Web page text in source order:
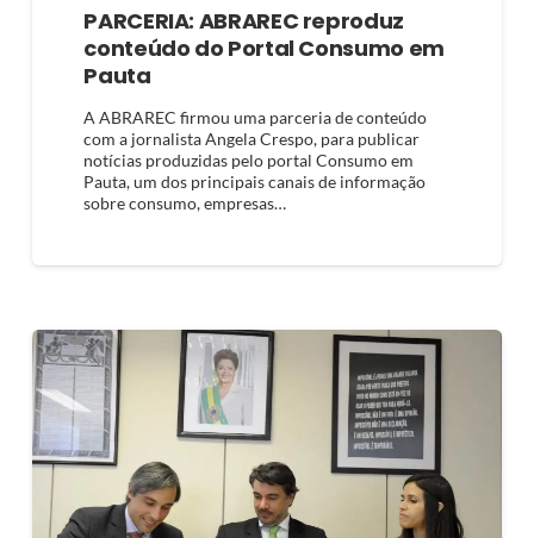
PARCERIA: ABRAREC reproduz
conteúdo do Portal Consumo em
Pauta
A ABRAREC firmou uma parceria de conteúdo
com a jornalista Angela Crespo, para publicar
notícias produzidas pelo portal Consumo em
Pauta, um dos principais canais de informação
sobre consumo, empresas…